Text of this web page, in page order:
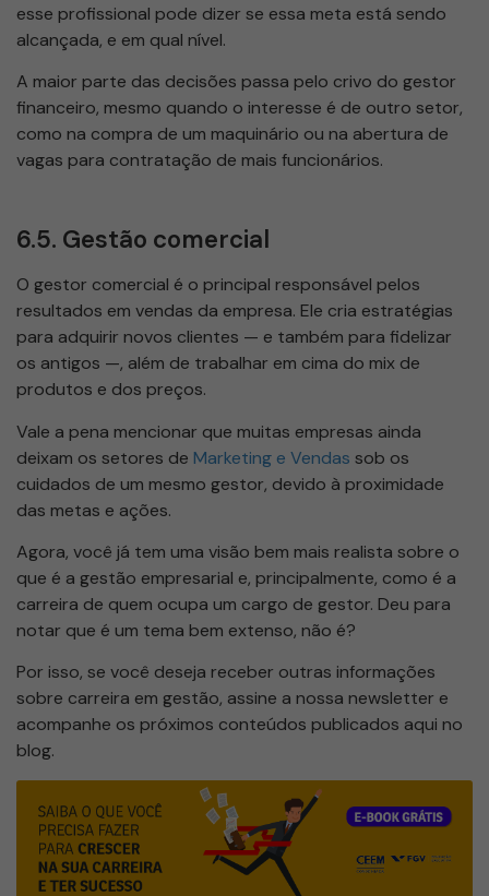
esse profissional pode dizer se essa meta está sendo
alcançada, e em qual nível.
A maior parte das decisões passa pelo crivo do gestor
financeiro, mesmo quando o interesse é de outro setor,
como na compra de um maquinário ou na abertura de
vagas para contratação de mais funcionários.
6.5. Gestão comercial
O gestor comercial é o principal responsável pelos
resultados em vendas da empresa. Ele cria estratégias
para adquirir novos clientes — e também para fidelizar
os antigos —, além de trabalhar em cima do mix de
produtos e dos preços.
Vale a pena mencionar que muitas empresas ainda
deixam os setores de Marketing e Vendas sob os
cuidados de um mesmo gestor, devido à proximidade
das metas e ações.
Agora, você já tem uma visão bem mais realista sobre o
que é a gestão empresarial e, principalmente, como é a
carreira de quem ocupa um cargo de gestor. Deu para
notar que é um tema bem extenso, não é?
Por isso, se você deseja receber outras informações
sobre carreira em gestão, assine a nossa newsletter e
acompanhe os próximos conteúdos publicados aqui no
blog.